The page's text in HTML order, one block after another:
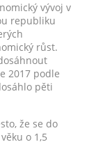
vývoj v
republiku
růst.
2017 podle
pěti
že se do
o 1,5